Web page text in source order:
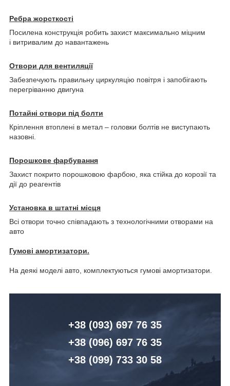
Ребра жорсткості
Посилена конструкція робить захист максимально міцним
і витривалим до навантажень
Отвори для вентиляції
Забезпечують правильну циркуляцію повітря і запобігають
перегріванню двигуна
Потайні отвори під болти
Кріплення втоплені в метал – головки болтів не виступають
назовні.
Порошкове фарбування
Захист покрито порошковою фарбою, яка стійка до корозії та
дії до реагентів
Установка в штатні місця
Всі отвори точно співпадають з технологічними отворами на
авто
Гумові амортизатори.
На деякі моделі авто, комплектуються гумові амортизатори.
+38 (093) 697 76 35
+38 (096) 697 76 35
+38 (099) 733 30 58